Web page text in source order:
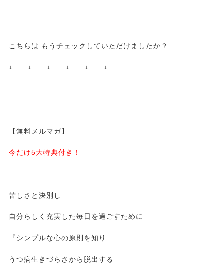
こちらは もうチェックしていただけましたか？
↓ ↓ ↓ ↓ ↓ ↓
————————————————
【無料メルマガ】
今だけ5大特典付き！
苦しさと決別し
自分らしく充実した毎日を過ごすために
『シンプルな心の原則を知り
うつ病生きづらさから脱出する